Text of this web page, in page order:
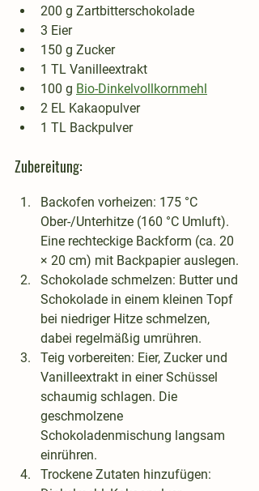
200 g Zartbitterschokolade
3 Eier
150 g Zucker
1 TL Vanilleextrakt
100 g Bio-Dinkelvollkornmehl
2 EL Kakaopulver
1 TL Backpulver
Zubereitung:
Backofen vorheizen: 175 °C
Ober-/Unterhitze (160 °C Umluft).
Eine rechteckige Backform (ca. 20
× 20 cm) mit Backpapier auslegen.
Schokolade schmelzen: Butter und
Schokolade in einem kleinen Topf
bei niedriger Hitze schmelzen,
dabei regelmäßig umrühren.
Teig vorbereiten: Eier, Zucker und
Vanilleextrakt in einer Schüssel
schaumig schlagen. Die
geschmolzene
Schokoladenmischung langsam
einrühren.
Trockene Zutaten hinzufügen: